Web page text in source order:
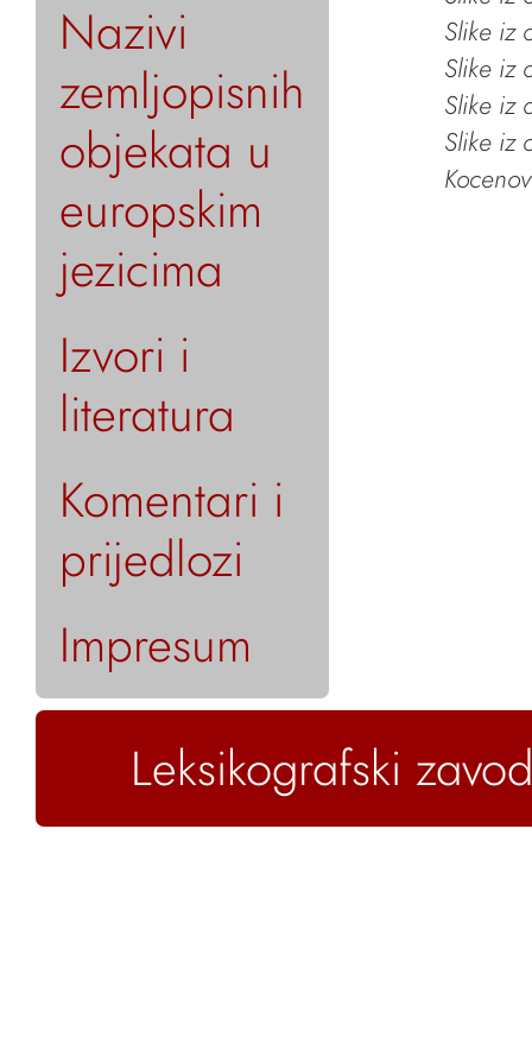
Nazivi
zemljopisnih
objekata u
europskim
jezicima
Izvori i
literatura
Komentari i
prijedlozi
Impresum
Slike iz
Slike iz
Slike iz
Slike iz
Leksikografski